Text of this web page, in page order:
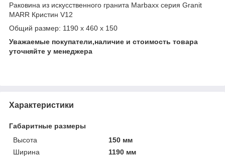
Раковина из искусственного гранита Marbaxx серия Granit
MARR Кристин V12
Общий размер: 1190 x 460 x 150
Уважаемые покупатели,наличие и стоимость товара
уточняйте у менеджера
Характеристики
Габаритные размеры
Высота
150 мм
Ширина
1190 мм